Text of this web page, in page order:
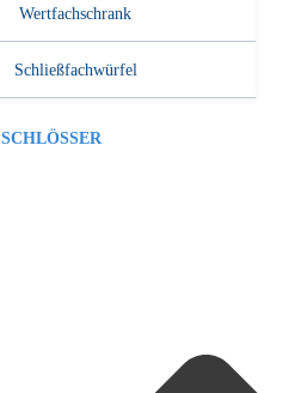
Wertfachschrank
Schließfachwürfel
SCHLÖSSER